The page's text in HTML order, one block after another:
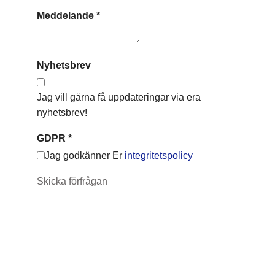
Meddelande *
Nyhetsbrev
Jag vill gärna få uppdateringar via era
nyhetsbrev!
GDPR *
Jag godkänner Er integritetspolicy
Skicka förfrågan